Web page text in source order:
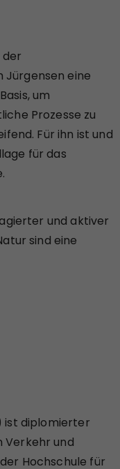
der
Jürgensen eine
Basis, um
Prozesse zu
Für ihn ist und
für das
und aktiver
sind eine
ist diplomierter
Verkehr und
Hochschule für